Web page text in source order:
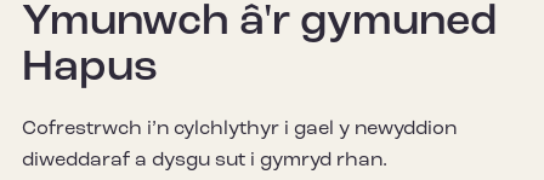
Ymunwch â'r gymuned
Hapus
Cofrestrwch i’n cylchlythyr i gael y newyddion
diweddaraf a dysgu sut i gymryd rhan.